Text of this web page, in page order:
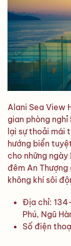
Alani Sea View
gian phòng
lại sự thoải mái
hướng biển
cho những
đêm An
không khí sôi
Địa chỉ:
Phú, Ngũ
Số điện